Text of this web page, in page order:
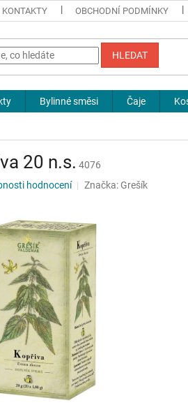
KONTAKTY OBCHODNÍ PODMÍNKY
HLEDAT
Bylinné směsi Čaje
20 n.s. 4076
hodnocení Značka: Grešík